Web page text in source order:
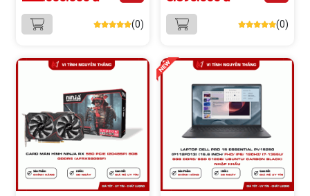
32GB/ PSU 1600W 80 Plus
Platinum/ WF7/ BT/ Black)
(0) (0)